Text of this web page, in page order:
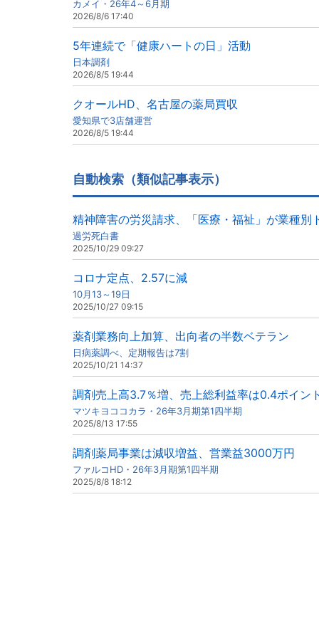
カメイ・26年4～6月期
2026/8/6 17:40
5年連続で「健康ハートの日」活動
日本調剤
2026/8/5 19:44
クオールHD、名古屋の薬局買収
愛知県で3店舗運営
2026/8/5 19:44
自動検索（類似記事表示）
精神障害の労災請求、「医療・福祉」が業種別
過労死白書
2025/10/29 09:27
コロナ定点、2.57に減
10月13～19日
2025/10/27 09:15
薬剤業務向上加算、出向者の半数ベテラン
日病薬調べ、定期報告は7割
2025/10/21 14:37
調剤売上高3.7％増、売上総利益率は0.4ポイン
マツキヨココカラ・26年3月期第1四半期
2025/8/13 17:55
調剤薬局事業は減収増益、営業益3000万円
ファルコHD・26年3月期第1四半期
2025/8/8 18:12